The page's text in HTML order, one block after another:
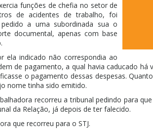
funções de chefia no setor de
de acidentes de trabalho, foi
a uma subordinada sua o
documental, apenas com base
ela indicado não correspondia ao
de pagamento, a qual havia caducado
o pagamento dessas despesas.
nome tinha sido emitido.
recorreu a tribunal pedindo para
da Relação, já depois de ter falecido.
que recorreu para o STJ.